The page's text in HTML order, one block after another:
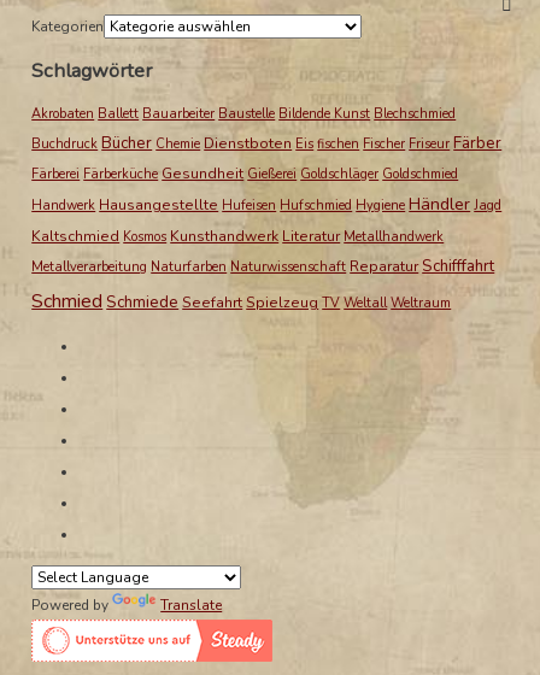
Kategorien
Schlagwörter
Akrobaten Ballett Bauarbeiter Baustelle Bildende Kunst Blechschmied
Buchdruck Bücher Chemie Dienstboten Eis fischen Fischer Friseur Färber
Färberei Färberküche Gesundheit Gießerei Goldschläger Goldschmied
Handwerk Hausangestellte Hufeisen Hufschmied Hygiene Händler Jagd
Kaltschmied Kosmos Kunsthandwerk Literatur Metallhandwerk
Metallverarbeitung Naturfarben Naturwissenschaft Reparatur Schifffahrt
Schmied Schmiede Seefahrt Spielzeug TV Weltall Weltraum
Powered by Translate